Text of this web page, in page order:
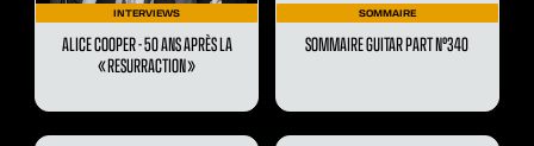
INTERVIEWS
ALICE COOPER - 50 ANS APRÈS LA
« RESURRACTION »
SOMMAIRE
SOMMAIRE GUITAR PART N°340